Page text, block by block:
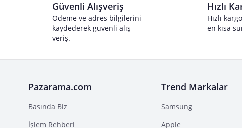
Güvenli Alışveriş
Ödeme ve adres bilgilerini
kaydederek güvenli alış
veriş.
Hızlı
Hızlı
en kısa
Pazarama.com
Basında Biz
İşlem Rehberi
Trend Markalar
Samsung
Apple